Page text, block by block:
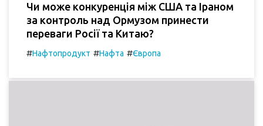
Чи може конкуренція між США та Іраном
за контроль над Ормузом принести
переваги Росії та Китаю?
#Нафтопродукт #Нафта #Європа